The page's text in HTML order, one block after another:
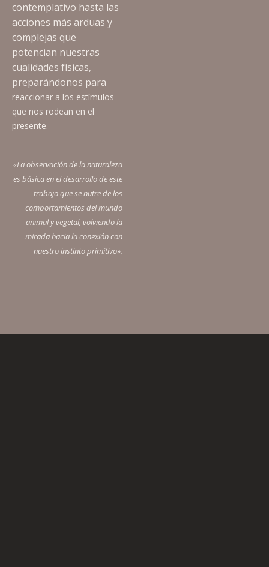
contemplativo hasta las
acciones más arduas y
complejas que
potencian nuestras
cualidades físicas,
preparándonos para
reaccionar a los estímulos
que nos rodean en el
presente.
«Laobservación de la naturaleza
es básica en el desarrollo de este
trabajo que se nutre de los
comportamientos del mundo
animal y vegetal, volviendo la
mirada hacia la conexión con
nuestroinstinto primitivo».